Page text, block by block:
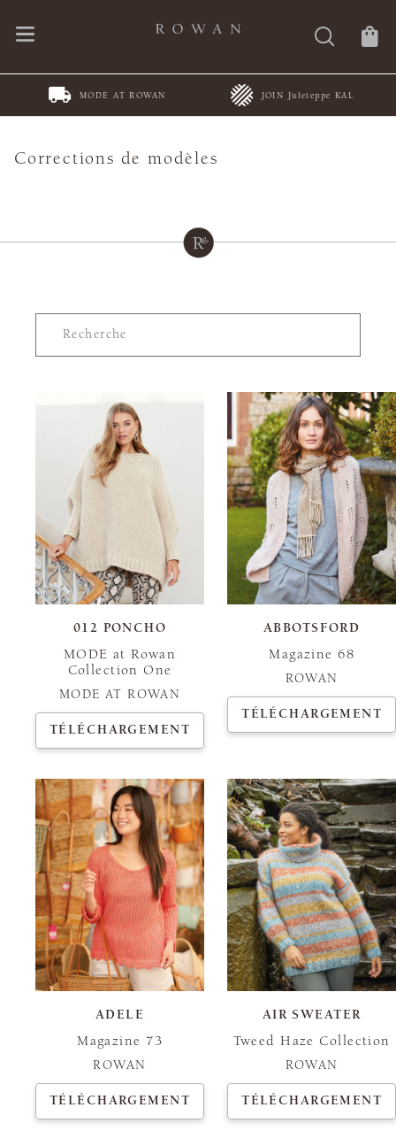
MODE AT ROWAN JOIN Juleteppe KAL
Corrections de modèles
012 PONCHO
MODE at Rowan
Collection One
MODE AT ROWAN
TÉLÉCHARGEMENT
ABBOTSFORD
Magazine 68
ROWAN
TÉLÉCHARGEMENT
ADELE
Magazine 73
ROWAN
TÉLÉCHARGEMENT
AIR SWEATER
Tweed Haze Collection
ROWAN
TÉLÉCHARGEMENT